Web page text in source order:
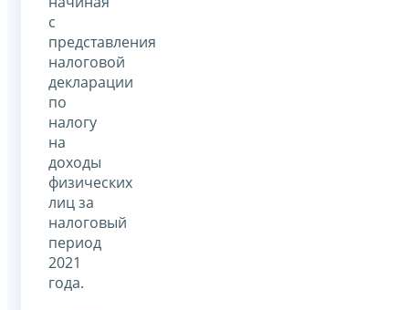
с
представления
налоговой
декларации
по
налогу
на
доходы
физических
лиц за
налоговый
период
2021
года.